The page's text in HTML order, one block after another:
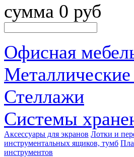
сумма 0 руб
Офисная
Стеллажи
Системы
Аксессуары для экранов Лотки и
инструментальных ящиков, тумб
инструментов